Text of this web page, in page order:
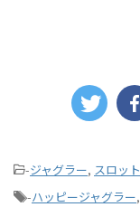
-ジャグラー, スロット
-ハッピージャグラー,